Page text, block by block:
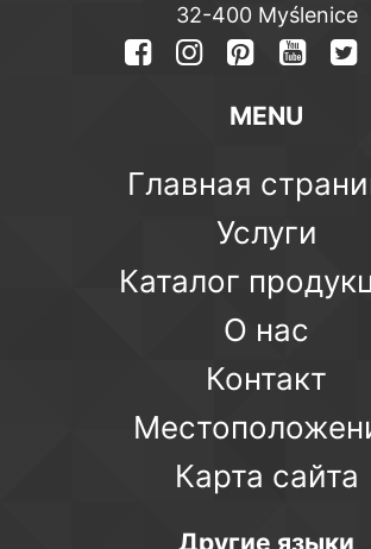
32-400 Myślenice
MENU
Главная
Услуги
Каталог
О нас
Контакт
Карта сайта
Другие языки